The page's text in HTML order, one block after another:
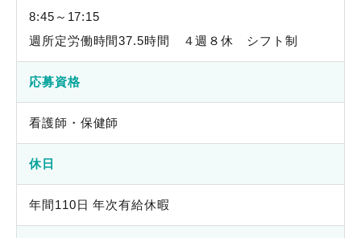
8:45～17:15
週所定労働時間37.5時間 ４週８休 シフト制
応募資格
看護師・保健師
休日
年間110日 年次有給休暇